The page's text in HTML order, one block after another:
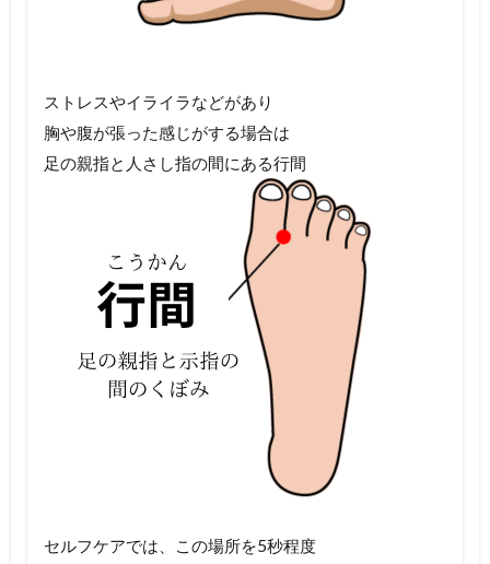
ストレスやイライラなどがあり
胸や腹が張った感じがする場合は
足の親指と人さし指の間にある行間
セルフケアでは、この場所を5秒程度